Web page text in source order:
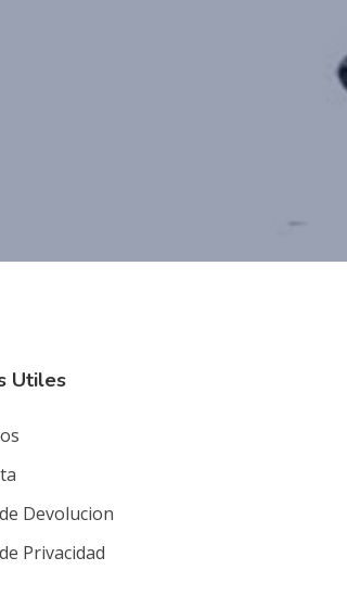
Utiles
Devolucion
Privacidad